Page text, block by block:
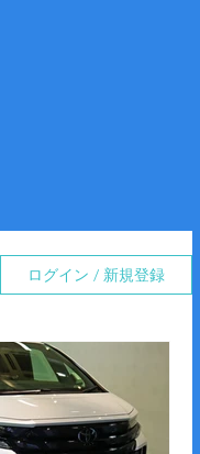
ログイン / 新規登録